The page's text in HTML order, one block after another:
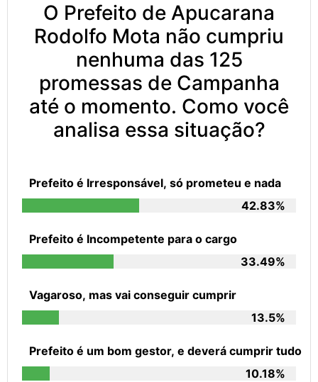
O Prefeito de Apucarana
Rodolfo Mota não cumpriu
nenhuma das 125
promessas de Campanha
até o momento. Como você
analisa essa situação?
Prefeito é Irresponsável, só prometeu e nada
42.83%
Prefeito é Incompetente para o cargo
33.49%
Vagaroso, mas vai conseguir cumprir
13.5%
Prefeito é um bom gestor, e deverá cumprir tudo
10.18%